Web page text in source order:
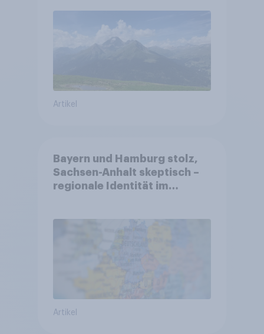
Altersvorsorge
Artikel
Bayern und Hamburg stolz,
Sachsen-Anhalt skeptisch –
regionale Identität im
Artikel